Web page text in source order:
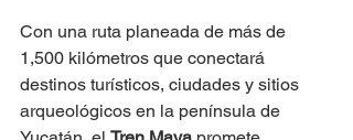
Con una ruta planeada de más de
1,500 kilómetros que conectará
destinos turísticos, ciudades y sitios
arqueológicos en la península de